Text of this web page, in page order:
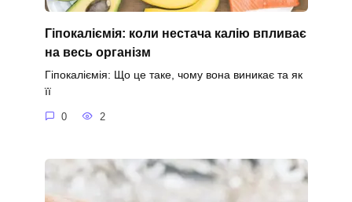
Гіпокаліємія: коли нестача калію впливає
на весь організм
Гіпокаліємія: Що це таке, чому вона виникає та як
її
0 2